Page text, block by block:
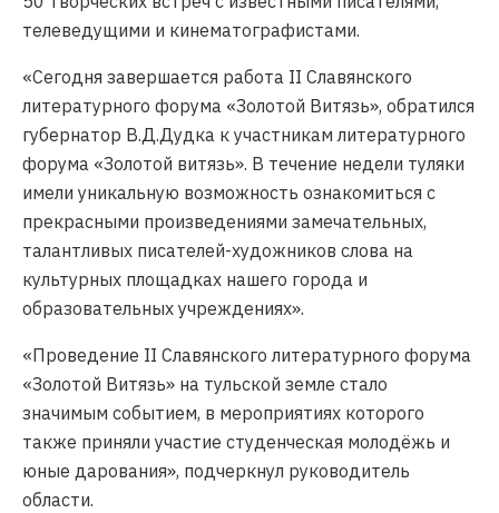
телеведущими и кинематографистами.
«Сегодня завершается работа II Славянского
литературного форума «Золотой Витязь», обратился
губернатор В.Д.Дудка к участникам литературного
форума «Золотой витязь». В течение недели туляки
имели уникальную возможность ознакомиться с
прекрасными произведениями замечательных,
талантливых писателей-художников слова на
культурных площадках нашего города и
образовательных учреждениях».
«Проведение II Славянского литературного форума
«Золотой Витязь» на тульской земле стало
значимым событием, в мероприятиях которого
также приняли участие студенческая молодёжь и
юные дарования», подчеркнул руководитель
области.